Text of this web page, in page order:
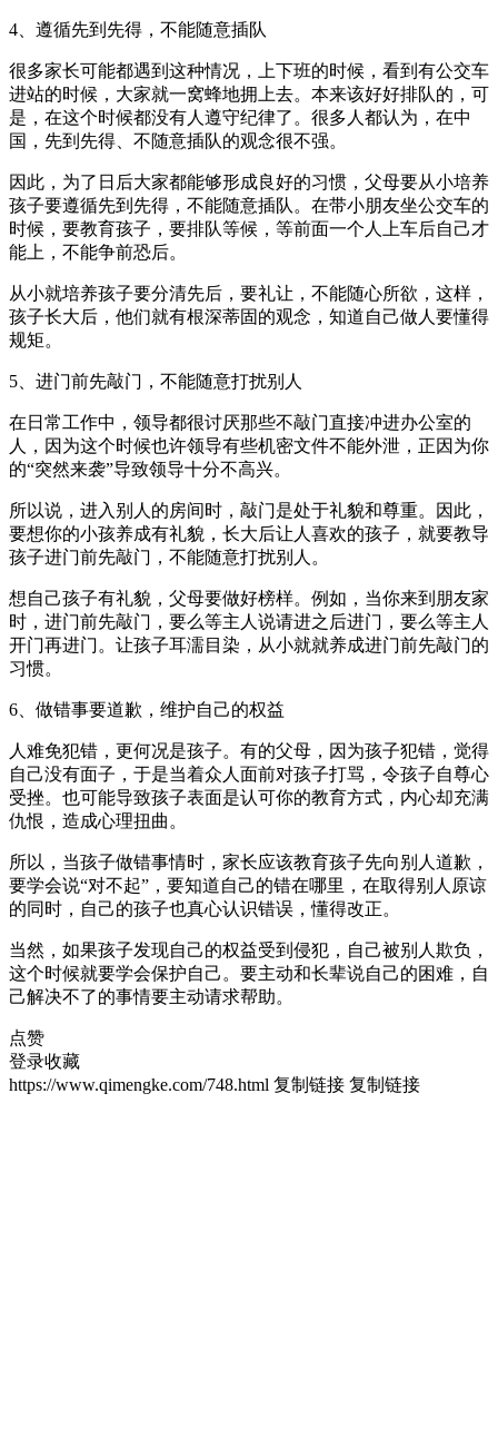
4、遵循先到先得，不能随意插队
很多家长可能都遇到这种情况，上下班的时候，看到有公交车
进站的时候，大家就一窝蜂地拥上去。本来该好好排队的，可
是，在这个时候都没有人遵守纪律了。很多人都认为，在中
国，先到先得、不随意插队的观念很不强。
因此，为了日后大家都能够形成良好的习惯，父母要从小培养
孩子要遵循先到先得，不能随意插队。在带小朋友坐公交车的
时候，要教育孩子，要排队等候，等前面一个人上车后自己才
能上，不能争前恐后。
从小就培养孩子要分清先后，要礼让，不能随心所欲，这样，
孩子长大后，他们就有根深蒂固的观念，知道自己做人要懂得
规矩。
5、进门前先敲门，不能随意打扰别人
在日常工作中，领导都很讨厌那些不敲门直接冲进办公室的
人，因为这个时候也许领导有些机密文件不能外泄，正因为你
的“突然来袭”导致领导十分不高兴。
所以说，进入别人的房间时，敲门是处于礼貌和尊重。因此，
要想你的小孩养成有礼貌，长大后让人喜欢的孩子，就要教导
孩子进门前先敲门，不能随意打扰别人。
想自己孩子有礼貌，父母要做好榜样。例如，当你来到朋友家
时，进门前先敲门，要么等主人说请进之后进门，要么等主人
开门再进门。让孩子耳濡目染，从小就就养成进门前先敲门的
习惯。
6、做错事要道歉，维护自己的权益
人难免犯错，更何况是孩子。有的父母，因为孩子犯错，觉得
自己没有面子，于是当着众人面前对孩子打骂，令孩子自尊心
受挫。也可能导致孩子表面是认可你的教育方式，内心却充满
仇恨，造成心理扭曲。
所以，当孩子做错事情时，家长应该教育孩子先向别人道歉，
要学会说“对不起”，要知道自己的错在哪里，在取得别人原谅
的同时，自己的孩子也真心认识错误，懂得改正。
当然，如果孩子发现自己的权益受到侵犯，自己被别人欺负，
这个时候就要学会保护自己。要主动和长辈说自己的困难，自
己解决不了的事情要主动请求帮助。
点赞
登录收藏
https://www.qimengke.com/748.html 复制链接 复制链接